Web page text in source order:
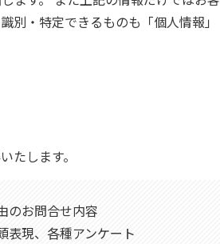
・特定できるものも「個人情報」
たします。
のお問合せ内容
表現、各種アンケート